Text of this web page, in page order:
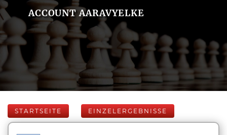
ACCOUNT AARAVYELKE
STARTSEITE EINZELERGEBNISSE